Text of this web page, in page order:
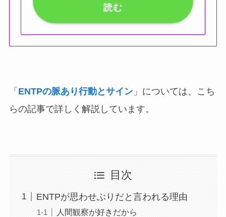
読む
「 ENTPの脈あり行動とサイン」については、こち
らの記事で詳しく解説しています。
目次
ENTPが思わせぶりだと言われる理由
人間観察が好きだから